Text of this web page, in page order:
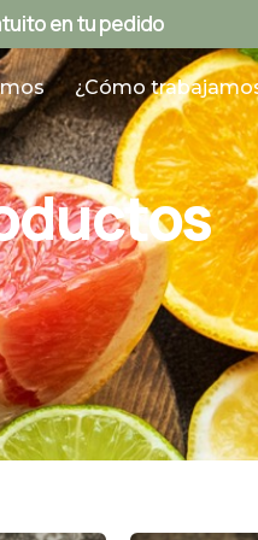
en tu pedido
¿Cómo